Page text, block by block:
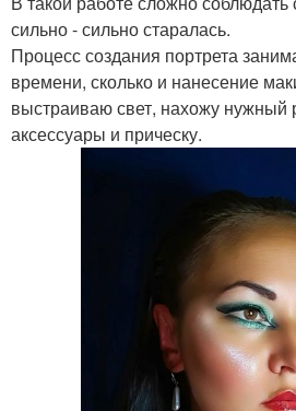
сильно - сильно старалась.
Процесс создания портрета
времени, сколько и нанесение
выстраиваю свет, нахожу нужный
аксессуары и прическу.